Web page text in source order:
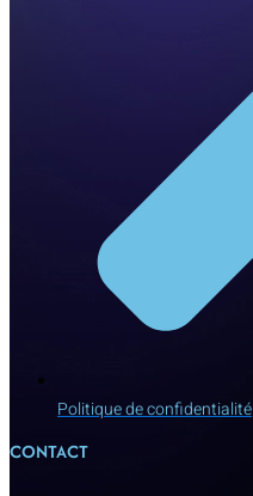
Politique de confidentialité
CONTACT